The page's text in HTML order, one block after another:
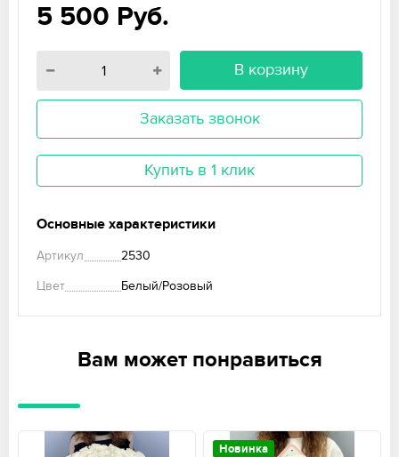
5 500 Руб.
В корзину
Заказать звонок
Купить в 1 клик
Основные характеристики
Артикул
2530
Цвет
Белый/Розовый
Вам может понравиться
Новинка